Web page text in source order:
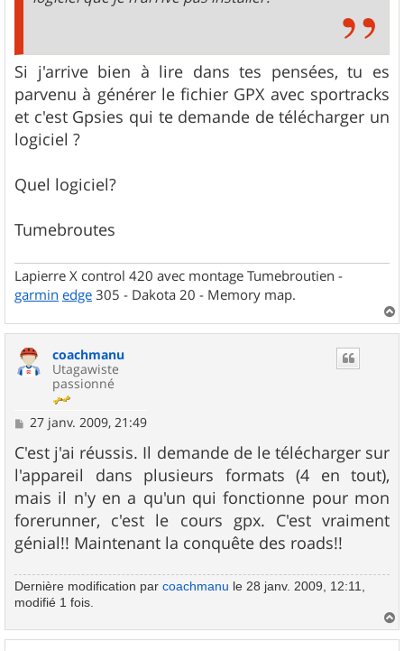
Si j'arrive bien à lire dans tes pensées, tu es
parvenu à générer le fichier GPX avec sportracks
et c'est Gpsies qui te demande de télécharger un
logiciel ?
Quel logiciel?
Tumebroutes
Lapierre X control 420 avec montage Tumebroutien -
garmin edge 305 - Dakota 20 - Memory map.
a
coachmanu
Utagawiste
passionné
M
s
s
a
g
e
27 janv. 2009, 21:49
C'est j'ai réussis. Il demande de le télécharger sur
l'appareil dans plusieurs formats (4 en tout),
mais il n'y en a qu'un qui fonctionne pour mon
forerunner, c'est le cours gpx. C'est vraiment
génial!! Maintenant la conquête des roads!!
Dernière modification par coachmanu le 28 janv. 2009, 12:11,
modifié 1 fois.
a